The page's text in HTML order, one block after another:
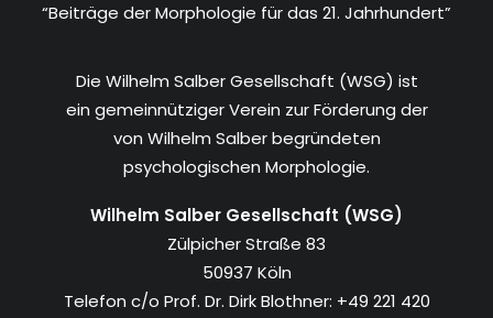
“Beiträge der Morphologie für das 21. Jahrhundert”
Die Wilhelm Salber Gesellschaft (WSG) ist
ein gemeinnütziger Verein zur Förderung der
von Wilhelm Salber begründeten
psychologischen Morphologie.
Wilhelm Salber Gesellschaft (WSG)
Zülpicher Straße 83
50937 Köln
Telefon c/o Prof. Dr. Dirk Blothner: +49 221 420